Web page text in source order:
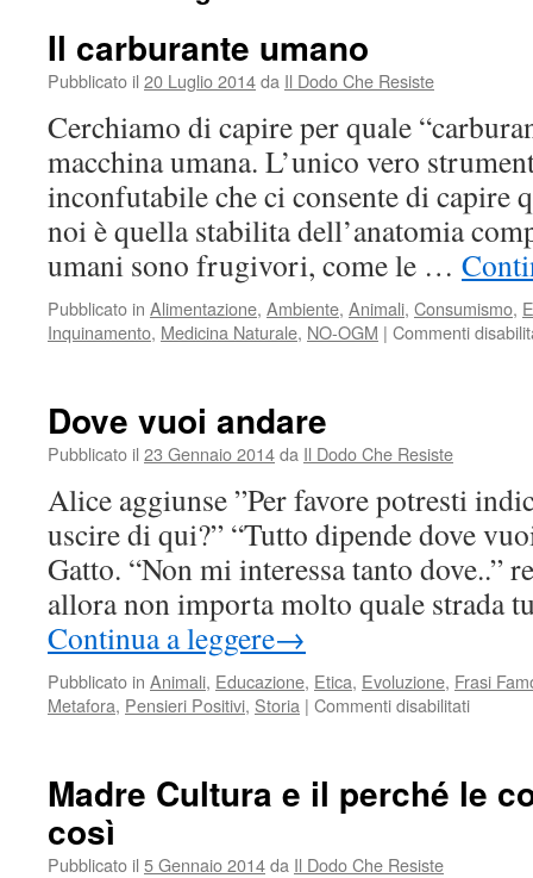
Il carburante umano
Pubblicato il 20 Luglio 2014da Il Dodo Che Resiste
Cerchiamo di capire per quale
macchina umana. L’unico vero
inconfutabile che ci consente di capire
noi è quella stabilita dell’anatomia
umani sono frugivori, come le …
Pubblicato in Alimentazione, Ambiente, Animali, Consumismo,
Inquinamento, Medicina Naturale, NO-OGM | Commenti
Dove vuoi andare
Pubblicato il 23 Gennaio 2014da Il Dodo Che Resiste
Alice aggiunse ”Per favore potresti
uscire di qui?” “Tutto dipende dove
Gatto. “Non mi interessa tanto dove..”
allora non importa molto quale strada
Continua a leggere→
Pubblicato in Animali, Educazione, Etica, Evoluzione, Frasi
Metafora, Pensieri Positivi, Storia | Commenti disabilitatisu
Madre Cultura e il perché le
così
Pubblicato il 5 Gennaio 2014da Il Dodo Che Resiste